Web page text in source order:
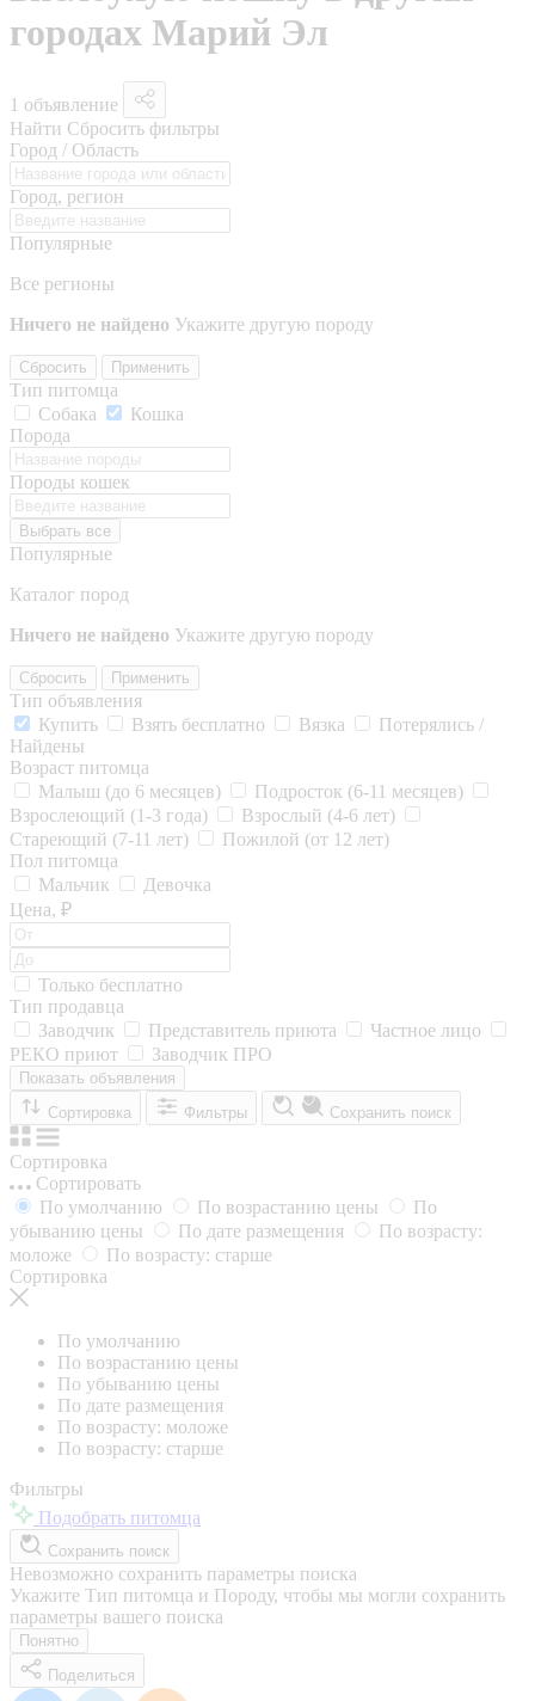
городах Марий Эл
1 объявление
Найти Сбросить фильтры
Город / Область
Город, регион
Популярные
Все регионы
Ничего не найдено Укажите другую породу
Сбросить Применить
Тип питомца
Собака
Кошка
Порода
Породы кошек
Выбрать все
Популярные
Каталог пород
Ничего не найдено Укажите другую породу
Сбросить Применить
Тип объявления
Купить
Взять бесплатно Вязка
Потерялись /
Найдены
Возраст питомца
Малыш (до 6 месяцев)
Подросток (6-11 месяцев)
Взрослеющий (1-3 года)
Взрослый (4-6 лет)
Стареющий (7-11 лет)
Пожилой (от 12 лет)
Пол питомца
Мальчик
Девочка
Цена, ₽
Только бесплатно
Тип продавца
Заводчик
Представитель приюта
Частное лицо
РЕКО приют
Заводчик ПРО
Показать объявления
Сортировка
Фильтры Сохранить поиск
Сортировка
Сортировать
По умолчанию
По возрастанию цены
По
убыванию цены
По дате размещения
По возрасту:
моложе
По возрасту: старше
Сортировка
По умолчанию
По возрастанию цены
По убыванию цены
По дате размещения
По возрасту: моложе
По возрасту: старше
Фильтры
Подобрать питомца
Сохранить поиск
Невозможно сохранить параметры поиска
Укажите Тип питомца и Породу, чтобы мы могли сохранить
параметры вашего поиска
Понятно
Поделиться